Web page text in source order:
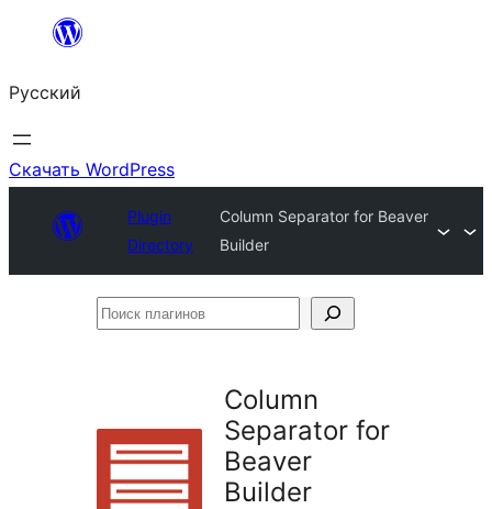
Перейти
содержимому
Русский
Скачать WordPress
Plugin
Directory
Column Separator for Beaver
Builder
Поиск
Column
Separator for
Beaver
Builder